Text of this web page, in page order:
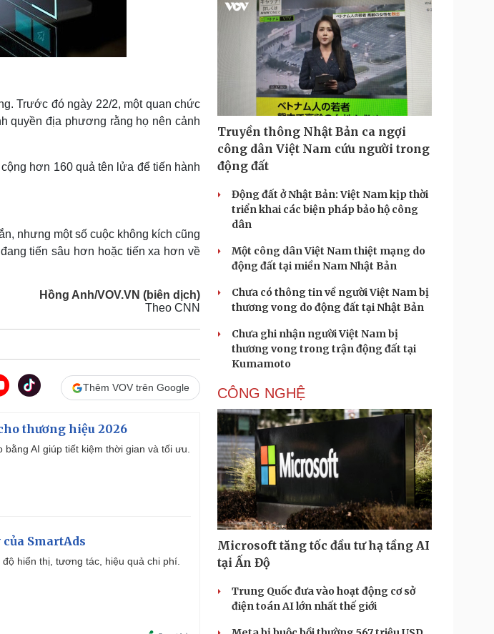
Trước đó ngày 22/2, một quan chức
quyền địa phương rằng họ nên cảnh
hơn 160 quả tên lửa để tiến hành
nhưng một số cuộc không kích cũng
tiến sâu hơn hoặc tiến xa hơn về
Hồng Anh/VOV.VN (biên dịch)
Theo CNN
Thêm VOV trên Google
thương hiệu 2026
AI giúp tiết kiệm thời gian và tối ưu.
SmartAds
hiển thị, tương tác, hiệu quả chi phí.
Truyền thông Nhật Bản ca ngợi
công dân Việt Nam cứu người trong
động đất
Động đất ở Nhật Bản: Việt Nam kịp thời
triển khai các biện pháp bảo hộ công
dân
Một công dân Việt Nam thiệt mạng do
động đất tại miền Nam Nhật Bản
Chưa có thông tin về người Việt Nam bị
thương vong do động đất tại Nhật Bản
Chưa ghi nhận người Việt Nam bị
thương vong trong trận động đất tại
Kumamoto
CÔNG NGHỆ
Microsoft tăng tốc đầu tư hạ tầng AI
tại Ấn Độ
Trung Quốc đưa vào hoạt động cơ sở
điện toán AI lớn nhất thế giới